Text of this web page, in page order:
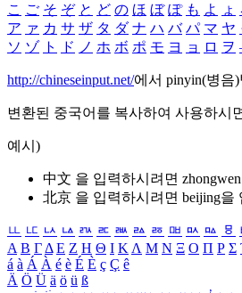
こ ご そ ぞ と ど の ほ ぼ ぽ も よ ょ
ア ァ カ サ ザ タ ダ ナ ハ バ パ マ ヤ
ソ ゾ ト ド ノ ホ ボ ポ モ ヨ ョ ロ ヲ
http://chineseinput.net/에서 pinyin(병음
변환된 중국어를 복사하여 사용하시
예시)
中文 을 입력하시려면 zhongwen
北京 을 입력하시려면 beijing을
ㅥ ㅦ ㅧ ㅨ ㅩ ㅪ ㅫ ㅬ ㅭ ㅮ ㅯ ㅰ ㅱ
Α Β ΓΔ Ε Ζ Η Θ Ι ΚΛ Μ Ν Ξ Ο Π Ρ Σ
á à Á À é è É È ç Ç ê
Ä Ö Ü ä ö ü ß